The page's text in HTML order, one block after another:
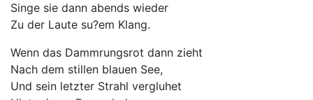
Singe sie dann abends wieder
Zu der Laute su?em Klang.
Wenn das Dammrungsrot dann zieht
Nach dem stillen blauen See,
Und sein letzter Strahl vergluhet